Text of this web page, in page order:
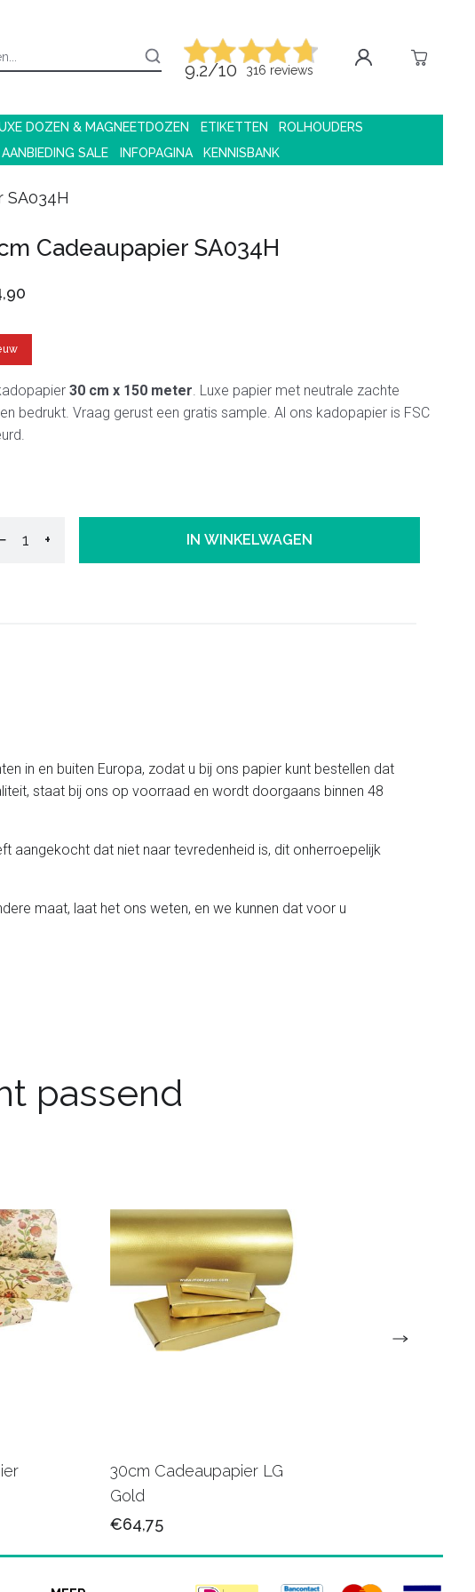
9.2/10 316 reviews
DOZEN & MAGNEETDOZEN ETIKETTEN
ROLHOUDERS
AANBIEDING SALE INFOPAGINA KENNISBANK
SA034H
Cadeaupapier SA034H
30 cm x 150 meter . Luxe papier met neutrale zachte
bedrukt. Vraag gerust een gratis sample. Al ons kadopapier is FSC
− + IN WINKELWAGEN
in en buiten Europa, zodat u bij ons papier kunt bestellen dat
staat bij ons op voorraad en wordt doorgaans binnen 48
aangekocht dat niet naar tevredenheid is, dit onherroepelijk
maat, laat het ons weten, en we kunnen dat voor u
passend
30cm Cadeaupapier LG
Gold
€64,75